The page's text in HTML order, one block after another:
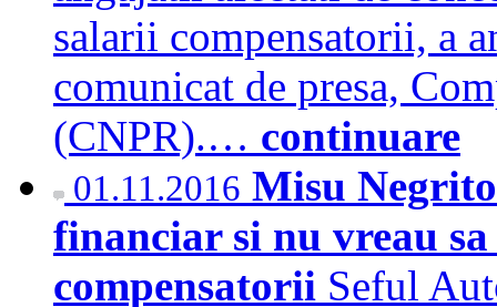
salarii compensatorii, a
comunicat de presa,
(CNPR).… continuare
01.11.2016 Misu
financiar si nu vreau
compensatorii Seful